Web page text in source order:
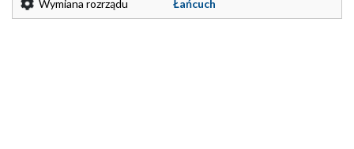
Wymiana rozrządu Łańcuch